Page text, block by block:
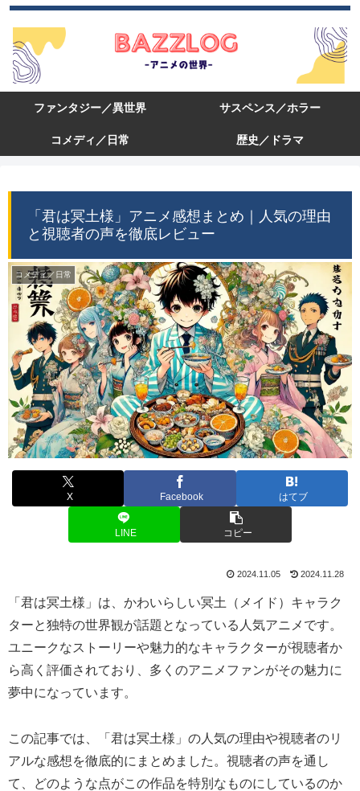
ファンタジー／異世界 サスペンス／ホラー
コメディ／日常 歴史／ドラマ
「君は冥土様」アニメ感想まとめ｜人気の理由
と視聴者の声を徹底レビュー
コメディ／日常
X Facebook はてブ
LINE コピー
2024.11.05 2024.11.28
「君は冥土様」は、かわいらしい冥土（メイド）キャラク
ターと独特の世界観が話題となっている人気アニメです。
ユニークなストーリーや魅力的なキャラクターが視聴者か
ら高く評価されており、多くのアニメファンがその魅力に
夢中になっています。
この記事では、「君は冥土様」の人気の理由や視聴者のリ
アルな感想を徹底的にまとめました。視聴者の声を通し
て、どのような点がこの作品を特別なものにしているのか